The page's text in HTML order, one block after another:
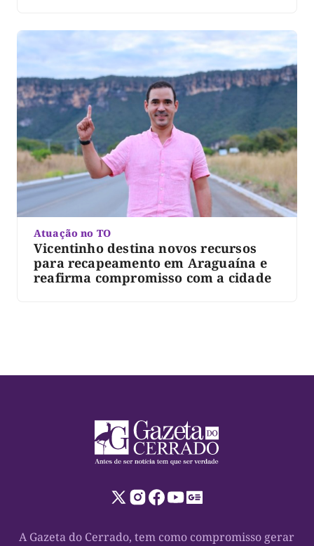
Atuação no TO
Vicentinho destina novos recursos
para recapeamento em Araguaína e
reafirma compromisso com a cidade
A Gazeta do Cerrado, tem como compromisso gerar